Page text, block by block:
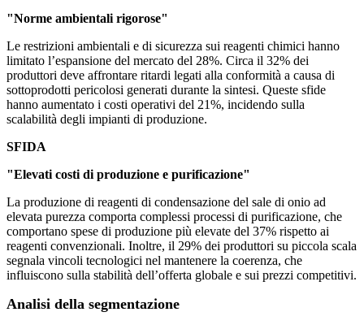
"Norme ambientali rigorose"
Le restrizioni ambientali e di sicurezza sui reagenti chimici hanno
limitato l’espansione del mercato del 28%. Circa il 32% dei
produttori deve affrontare ritardi legati alla conformità a causa di
sottoprodotti pericolosi generati durante la sintesi. Queste sfide
hanno aumentato i costi operativi del 21%, incidendo sulla
scalabilità degli impianti di produzione.
SFIDA
"Elevati costi di produzione e purificazione"
La produzione di reagenti di condensazione del sale di onio ad
elevata purezza comporta complessi processi di purificazione, che
comportano spese di produzione più elevate del 37% rispetto ai
reagenti convenzionali. Inoltre, il 29% dei produttori su piccola scala
segnala vincoli tecnologici nel mantenere la coerenza, che
influiscono sulla stabilità dell’offerta globale e sui prezzi competitivi.
Analisi della segmentazione